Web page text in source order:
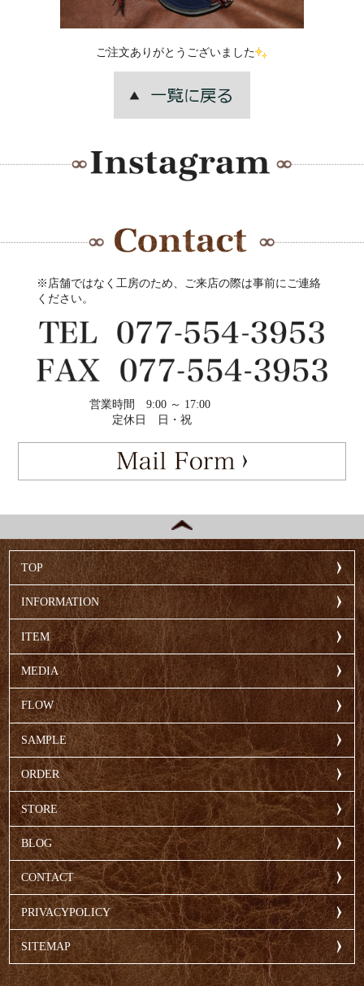
ご注文ありがとうございました
※店舗ではなく工房のため、ご来店の際は事前にご連絡
ください。
営業時間
9:00 ～ 17:00
定休日
日・祝
TOP
INFORMATION
ITEM
MEDIA
FLOW
SAMPLE
ORDER
STORE
BLOG
CONTACT
PRIVACYPOLICY
SITEMAP